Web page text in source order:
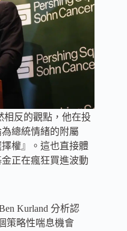
相反的觀點，他在投
總統情緒的附屬
權』。這也直接體
正在瘋狂買進波動
Kurland 分析認
策略性喘息機會